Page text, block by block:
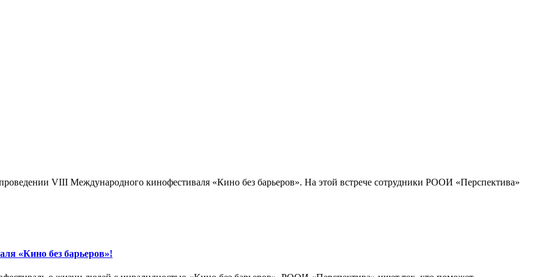
VIII Международного кинофестиваля «Кино без барьеров». На этой встрече сотрудники РООИ «Перспектива»
«Кино без барьеров»!